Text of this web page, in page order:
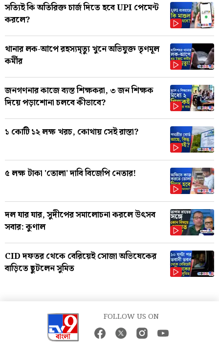
সত্যিই কি অতিরিক্ত চার্জ দিতে হবে UPI পেমেন্ট
করলে?
থানার লক-আপে রহস্যমৃত্যু খুনে অভিযুক্ত তৃণমূল
কর্মীর
জনগণনার কাজে ব্যস্ত শিক্ষকরা, ৩ জন শিক্ষক
দিয়ে পড়াশোনা চলবে কীভাবে?
১ কোটি ১২ লক্ষ খরচ, কোথায় সেই রাস্তা?
৫ লক্ষ টাকা 'তোলা' দাবি বিজেপি নেতার!
দল যার যার, সুদীপের সমালোচনা করলে উৎসব
সবার: কুণাল
CID দফতর থেকে বেরিয়েই সোজা অভিষেকের
বাড়িতে ছুটলেন সুমিত
FOLLOW US ON